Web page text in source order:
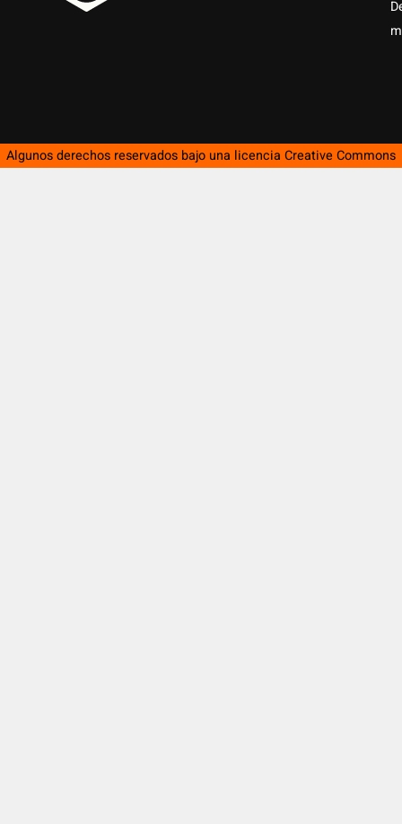
Algunos derechos reservados bajo una licencia Creative Commons